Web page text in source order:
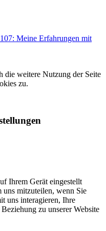
Meine Erfahrungen mit
die weitere Nutzung der Seite
zu.
Ihrem Gerät eingestellt
mitzuteilen, wenn Sie
uns interagieren, Ihre
zu unserer Website